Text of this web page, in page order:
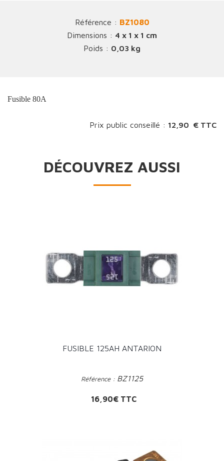
Référence : BZ1080
Dimensions : 4 x 1 x 1 cm
Poids : 0,03 kg
Fusible 80A
Prix public conseillé : 12,90 € TTC
DÉCOUVREZ AUSSI
FUSIBLE 125AH ANTARION
Référence : BZ1125
Prix
16,90€ TTC